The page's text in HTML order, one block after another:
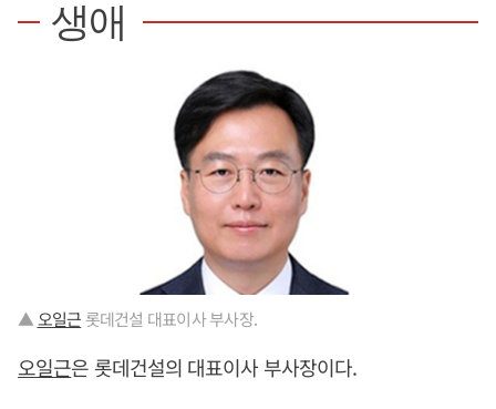
생애
▲오일근 롯데건설 대표이사 부사장.
오일근은 롯데건설의 대표이사 부사장이다.